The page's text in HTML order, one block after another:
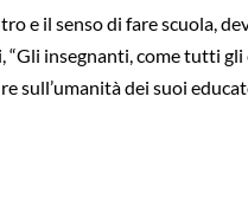
e il senso di fare scuola,
“Gli insegnanti, come tutti
sull’umanità dei suoi